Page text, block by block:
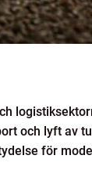
och lyft av
för